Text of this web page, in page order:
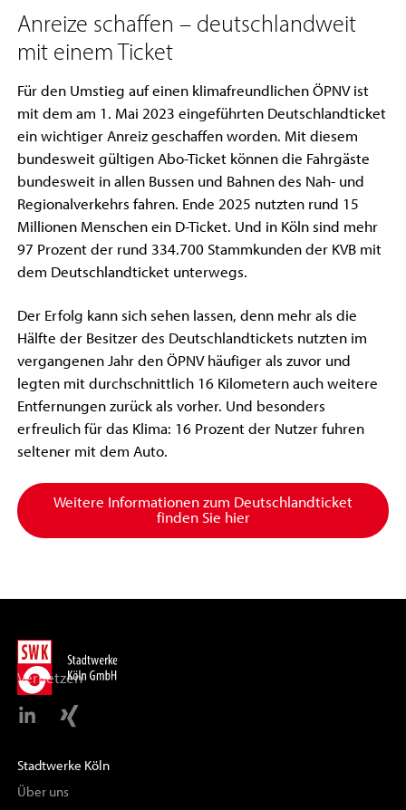
Anreize schaffen – deutschlandweit
mit einem Ticket
Für den Umstieg auf einen klimafreundlichen ÖPNV ist
mit dem am 1. Mai 2023 eingeführten Deutschlandticket
ein wichtiger Anreiz geschaffen worden. Mit diesem
bundesweit gültigen Abo-Ticket können die Fahrgäste
bundesweit in allen Bussen und Bahnen des Nah- und
Regionalverkehrs fahren. Ende 2025 nutzten rund 15
Millionen Menschen ein D-Ticket. Und in Köln sind mehr
97 Prozent der rund 334.700 Stammkunden der KVB mit
dem Deutschlandticket unterwegs.
Der Erfolg kann sich sehen lassen, denn mehr als die
Hälfte der Besitzer des Deutschlandtickets nutzten im
vergangenen Jahr den ÖPNV häufiger als zuvor und
legten mit durchschnittlich 16 Kilometern auch weitere
Entfernungen zurück als vorher. Und besonders
erfreulich für das Klima: 16 Prozent der Nutzer fuhren
seltener mit dem Auto.
Weitere Informationen zum Deutschlandticket
finden Sie hier
Vernetzen
Stadtwerke Köln
Über uns